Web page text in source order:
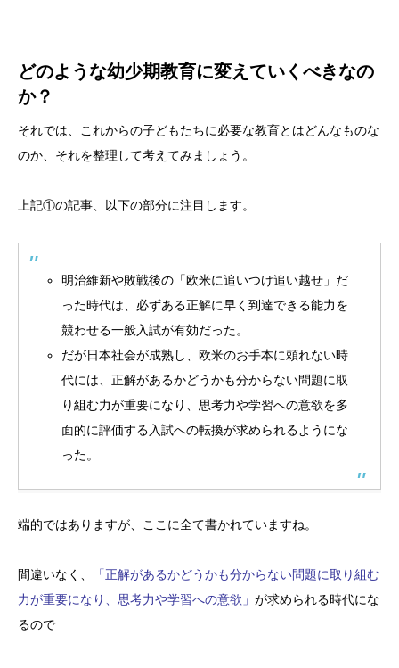
どのような幼少期教育に変えていくべきなの
か？
それでは、これからの子どもたちに必要な教育とはどんなものな
のか、それを整理して考えてみましょう。
上記①の記事、以下の部分に注目します。
明治維新や敗戦後の「欧米に追いつけ追い越せ」だ
った時代は、必ずある正解に早く到達できる能力を
競わせる一般入試が有効だった。
だが日本社会が成熟し、欧米のお手本に頼れない時
代には、正解があるかどうかも分からない問題に取
り組む力が重要になり、思考力や学習への意欲を多
面的に評価する入試への転換が求められるようにな
った。
端的ではありますが、ここに全て書かれていますね。
間違いなく、
「正解があるかどうかも分からない問題に取り組む
力が重要になり、思考力や学習への意欲」 が求められる時代にな
るので